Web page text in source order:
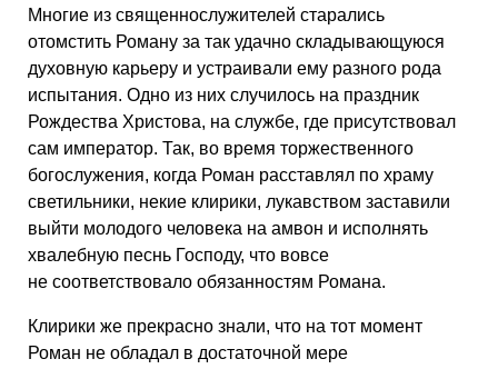
Многие из священнослужителей старались
отомстить Роману за так удачно складывающуюся
духовную карьеру и устраивали ему разного рода
испытания. Одно из них случилось на праздник
Рождества Христова, на службе, где присутствовал
сам император. Так, во время торжественного
богослужения, когда Роман расставлял по храму
светильники, некие клирики, лукавством заставили
выйти молодого человека на амвон и исполнять
хвалебную песнь Господу, что вовсе
не соответствовало обязанностям Романа.
Клирики же прекрасно знали, что на тот момент
Роман не обладал в достаточной мере